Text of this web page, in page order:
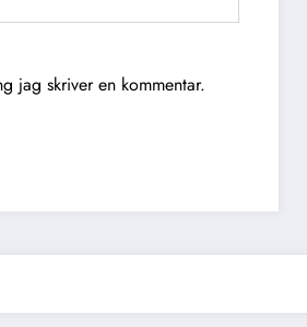
jag skriver en kommentar.